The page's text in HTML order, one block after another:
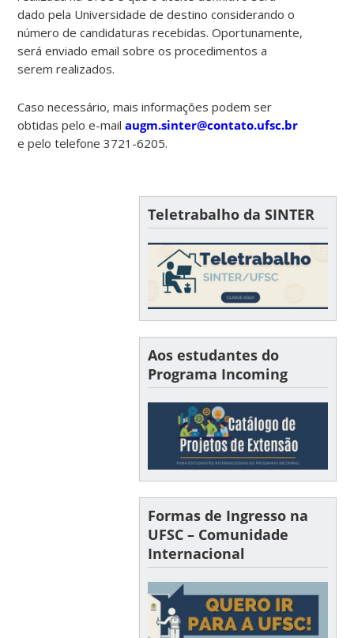
dado pela Universidade de destino considerando o
número de candidaturas recebidas. Oportunamente,
será enviado email sobre os procedimentos a
serem realizados.
Caso necessário, mais informações podem ser
obtidas pelo e-mailaugm.sinter@contato.ufsc.br
e pelo telefone 3721-6205.
Teletrabalho da SINTER
Aos estudantes do
Programa Incoming
Formas de Ingresso na
UFSC – Comunidade
Internacional